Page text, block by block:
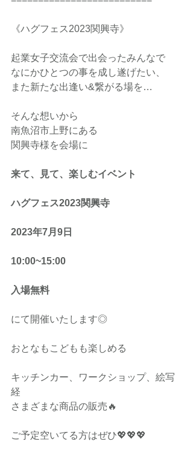
《ハグフェス2023関興寺》
起業女子交流会で出会ったみんなで
なにかひとつの事を成し遂げたい、
また新たな出逢い&繋がる場を…
そんな想いから
南魚沼市上野にある
関興寺様を会場に
来て、見て、楽しむイベント
ハグフェス2023関興寺
2023年7月9日
10:00~15:00
入場無料
にて開催いたします◎
おとなもこどもも楽しめる
キッチンカー、ワークショップ、絵写
経
さまざまな商品の販売🔥
ご予定空いてる方はぜひ💖💖💖